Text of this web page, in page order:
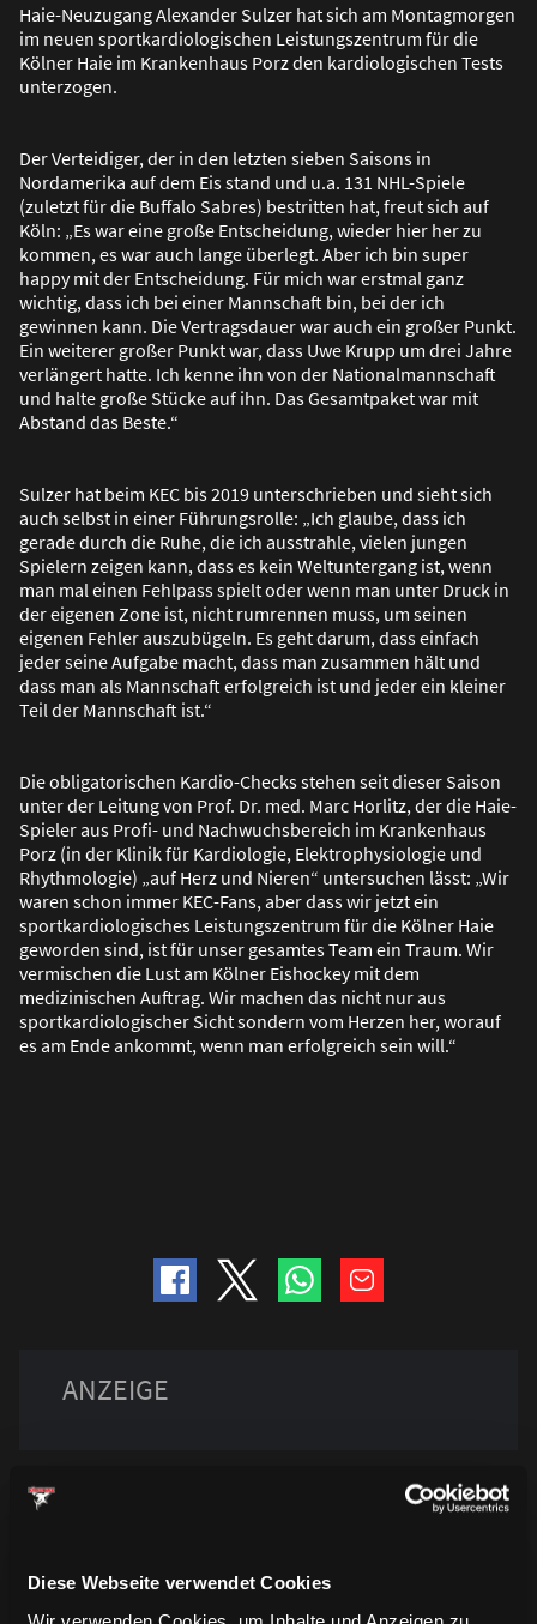
Diese Webseite verwendet Cookies
Haie-Neuzugang Alexander Sulzer hat sich am Montagmorgen
im neuen sportkardiologischen Leistungszentrum für die
Kölner Haie im Krankenhaus Porz den kardiologischen Tests
unterzogen.
Der Verteidiger, der in den letzten sieben Saisons in
Nordamerika auf dem Eis stand und u.a. 131 NHL-Spiele
(zuletzt für die Buffalo Sabres) bestritten hat, freut sich auf
Köln: „Es war eine große Entscheidung, wieder hier her zu
kommen, es war auch lange überlegt. Aber ich bin super
happy mit der Entscheidung. Für mich war erstmal ganz
wichtig, dass ich bei einer Mannschaft bin, bei der ich
gewinnen kann. Die Vertragsdauer war auch ein großer Punkt.
Ein weiterer großer Punkt war, dass Uwe Krupp um drei Jahre
verlängert hatte. Ich kenne ihn von der Nationalmannschaft
und halte große Stücke auf ihn. Das Gesamtpaket war mit
Abstand das Beste.“
Sulzer hat beim KEC bis 2019 unterschrieben und sieht sich
auch selbst in einer Führungsrolle: „Ich glaube, dass ich
gerade durch die Ruhe, die ich ausstrahle, vielen jungen
Spielern zeigen kann, dass es kein Weltuntergang ist, wenn
man mal einen Fehlpass spielt oder wenn man unter Druck in
der eigenen Zone ist, nicht rumrennen muss, um seinen
eigenen Fehler auszubügeln. Es geht darum, dass einfach
jeder seine Aufgabe macht, dass man zusammen hält und
dass man als Mannschaft erfolgreich ist und jeder ein kleiner
Teil der Mannschaft ist.“
Die obligatorischen Kardio-Checks stehen seit dieser Saison
unter der Leitung von Prof. Dr. med. Marc Horlitz, der die Haie-
Spieler aus Profi- und Nachwuchsbereich im Krankenhaus
Porz (in der Klinik für Kardiologie, Elektrophysiologie und
Rhythmologie) „auf Herz und Nieren“ untersuchen lässt: „Wir
waren schon immer KEC-Fans, aber dass wir jetzt ein
sportkardiologisches Leistungszentrum für die Kölner Haie
geworden sind, ist für unser gesamtes Team ein Traum. Wir
vermischen die Lust am Kölner Eishockey mit dem
medizinischen Auftrag. Wir machen das nicht nur aus
sportkardiologischer Sicht sondern vom Herzen her, worauf
es am Ende ankommt, wenn man erfolgreich sein will.“